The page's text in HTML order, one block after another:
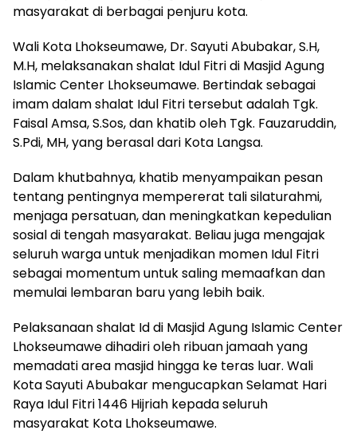
masyarakat di berbagai penjuru kota.
Wali Kota Lhokseumawe, Dr. Sayuti Abubakar, S.H,
M.H, melaksanakan shalat Idul Fitri di Masjid Agung
Islamic Center Lhokseumawe. Bertindak sebagai
imam dalam shalat Idul Fitri tersebut adalah Tgk.
Faisal Amsa, S.Sos, dan khatib oleh Tgk. Fauzaruddin,
S.Pdi, MH, yang berasal dari Kota Langsa.
Dalam khutbahnya, khatib menyampaikan pesan
tentang pentingnya mempererat tali silaturahmi,
menjaga persatuan, dan meningkatkan kepedulian
sosial di tengah masyarakat. Beliau juga mengajak
seluruh warga untuk menjadikan momen Idul Fitri
sebagai momentum untuk saling memaafkan dan
memulai lembaran baru yang lebih baik.
Pelaksanaan shalat Id di Masjid Agung Islamic Center
Lhokseumawe dihadiri oleh ribuan jamaah yang
memadati area masjid hingga ke teras luar. Wali
Kota Sayuti Abubakar mengucapkan Selamat Hari
Raya Idul Fitri 1446 Hijriah kepada seluruh
masyarakat Kota Lhokseumawe.